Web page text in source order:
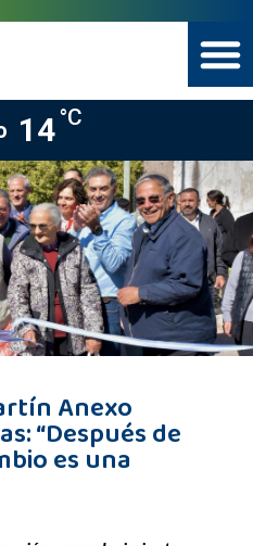
14°C
Anexo
“Después de
es una